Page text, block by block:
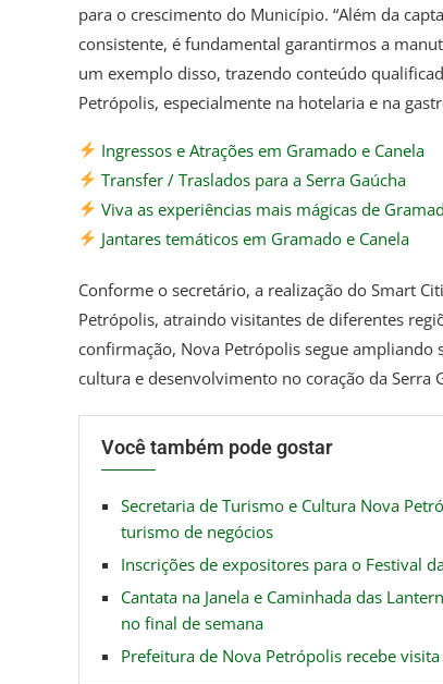
para o crescimento do Município. “Além da
consistente, é fundamental garantirmos a
um exemplo disso, trazendo conteúdo
Petrópolis, especialmente na hotelaria e na
Ingressos e Atrações em Gramado e Canela
Transfer / Traslados para a Serra Gaúcha
Viva as experiências mais mágicas de
Jantares temáticos em Gramado e Canela
Conforme o secretário, a realização do Smart
Petrópolis, atraindo visitantes de diferentes
confirmação, Nova Petrópolis segue ampliando
cultura e desenvolvimento no coração da Serra
Você também pode gostar
Secretaria de Turismo e Cultura Nova
turismo de negócios
Inscrições de expositores para o Festival
Cantata na Janela e Caminhada das
no final de semana
Prefeitura de Nova Petrópolis recebe